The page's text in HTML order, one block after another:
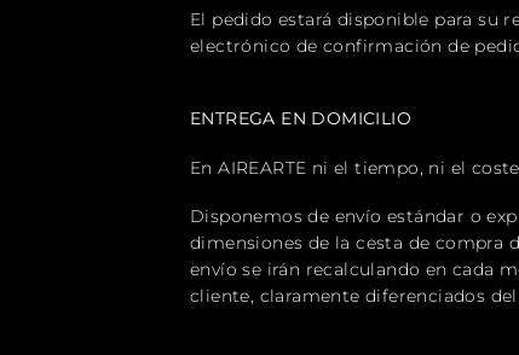
El pedido estará disponible para su
electrónico de confirmación de
ENTREGA EN DOMICILIO
En AIREARTE ni el tiempo, ni el
Disponemos de envío estándar o
dimensiones de la cesta de compra
envío se irán recalculando en cada
cliente, claramente diferenciados